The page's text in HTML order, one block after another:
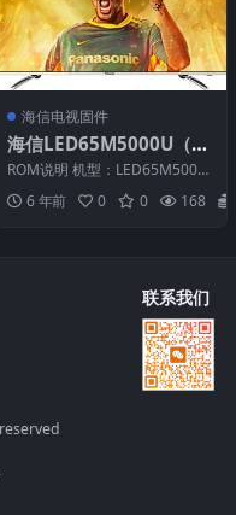
海信电视固件
海信LED65M5000U（0
000）BOM1_C006_201
70901官方原厂USB刷机
电视固件包
ROM说明 机型：LED65M5000
U 固件版本：（0000） BOM：
1 海...6 年前 0 0 168
联系我们